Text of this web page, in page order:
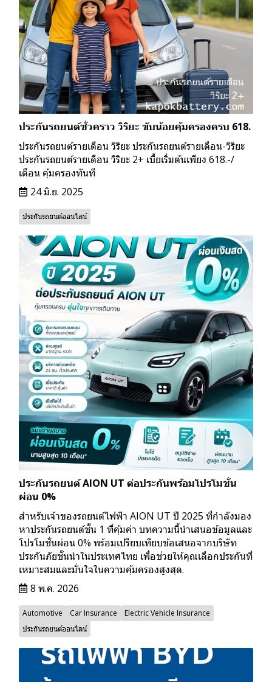
ประกันรถยนต์ชั่วคราว วิริยะ ขับน้อยคุ้มครองครบ 618.
ประกันรถยนต์รายเดือน วิริยะ ประกันรถยนต์รายเดือน-วิริยะ
ประกันรถยนต์รายเดือน วิริยะ 2+ เบี้ยเริ่มต้นเพียง 618.-/
เดือน คุ้มครองทันที
24 มิ.ย. 2025
ประกันรถยนต์ออนไลน์
ประกันรถยนต์ AION UT ต่อประกันพร้อมโปรโมชั่น
ผ่อน 0%
สำหรับเจ้าของรถยนต์ไฟฟ้า AION UT ปี 2025 ที่กำลังมอง
หาประกันรถยนต์ชั้น 1 ที่คุ้มค่า บทความนี้นำเสนอข้อมูลและ
โปรโมชั่นผ่อน 0% พร้อมเปรียบเทียบข้อเสนอจากบริษัท
ประกันภัยชั้นนำในประเทศไทย เพื่อช่วยให้คุณเลือกประกันที่
เหมาะสมและมั่นใจในความคุ้มครองสูงสุด.
8 พ.ค. 2026
Automotive Car Insurance
Electric Vehicle Insurance
ประกันรถยนต์ออนไลน์